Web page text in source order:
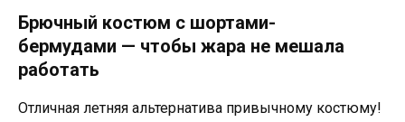
Брючный костюм с шортами-
бермудами — чтобы жара не мешала
работать
Отличная летняя альтернатива привычному костюму!